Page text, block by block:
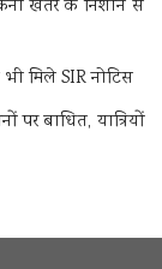
खतरे के निशान से
मिले SIR नोटिस
पर बाधित, यात्रियों